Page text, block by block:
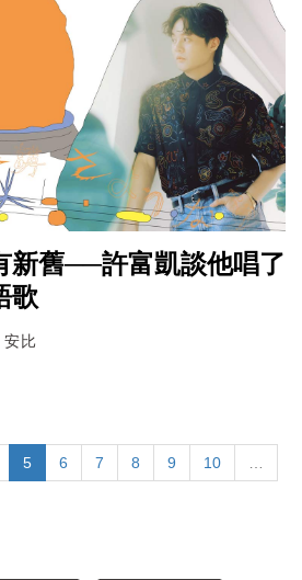
新舊──許富凱談他唱了
歌
比
5 6 7 8 9 10